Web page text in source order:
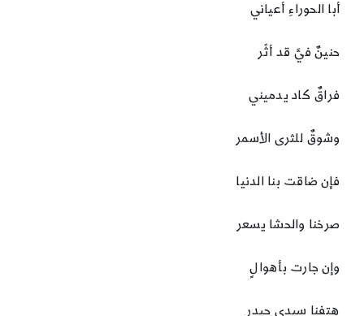
أبا الحوراءِ أعياني
حنينٌ فيَّ قد أثّر
فراقٌ كاد يدميني
وشوقٌ للثرى الأسمر
فإن ضاقت بنا الدنيا
صرخنا والحشا يسعر
وإن جارت بأهوالٍ
هتفنا سيدي حيدر